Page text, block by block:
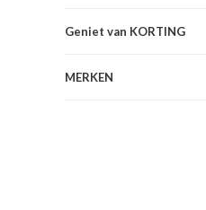
Geniet van KORTING
MERKEN